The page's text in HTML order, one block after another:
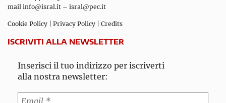
mail info@isral.it – isral@pec.it
Cookie Policy Privacy Policy Credits
ISCRIVITI ALLA NEWSLETTER
Inserisci il tuo indirizzo per iscriverti
alla nostra newsletter: